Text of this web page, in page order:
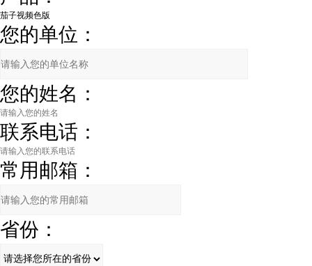
您的单位：
您的姓名：
联系电话：
常用邮箱：
省份：